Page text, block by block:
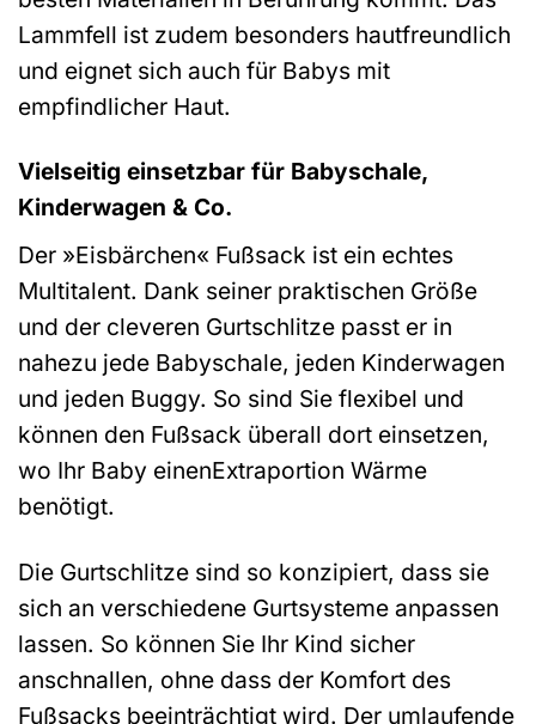
Lammfell ist zudem besonders hautfreundlich
und eignet sich auch für Babys mit
empfindlicher Haut.
Vielseitig einsetzbar für Babyschale,
Kinderwagen & Co.
Der »Eisbärchen« Fußsack ist ein echtes
Multitalent. Dank seiner praktischen Größe
und der cleveren Gurtschlitze passt er in
nahezu jede Babyschale, jeden Kinderwagen
und jeden Buggy. So sind Sie flexibel und
können den Fußsack überall dort einsetzen,
wo Ihr Baby einenExtraportion Wärme
benötigt.
Die Gurtschlitze sind so konzipiert, dass sie
sich an verschiedene Gurtsysteme anpassen
lassen. So können Sie Ihr Kind sicher
anschnallen, ohne dass der Komfort des
Fußsacks beeinträchtigt wird. Der umlaufende